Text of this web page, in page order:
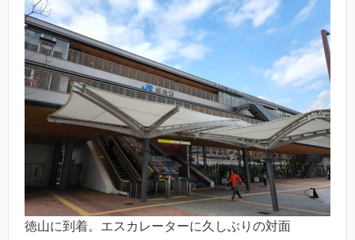
徳山に到着。エスカレーターに久しぶりの対面